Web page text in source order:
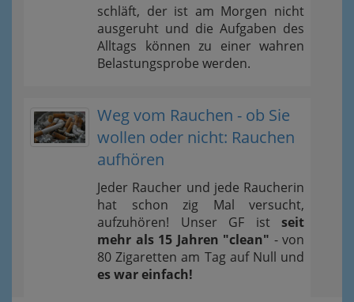
schläft, der ist am Morgen nicht
ausgeruht und die Aufgaben des
Alltags können zu einer wahren
Belastungsprobe werden.
Weg vom Rauchen - ob Sie
wollen oder nicht: Rauchen
aufhören
Jeder Raucher und jede Raucherin
hat schon zig Mal versucht,
aufzuhören! Unser GF ist seit
mehr als 15 Jahren "clean" - von
80 Zigaretten am Tag auf Null und
es war einfach!